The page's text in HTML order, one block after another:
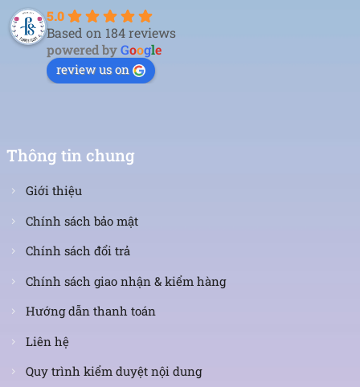
5.0
Based on 184 reviews
powered byGoogle
review us on
Thông tin chung
Giới thiệu
Chính sách bảo mật
Chính sách đổi trả
Chính sách giao nhận & kiểm hàng
Hướng dẫn thanh toán
Liên hệ
Quy trình kiểm duyệt nội dung